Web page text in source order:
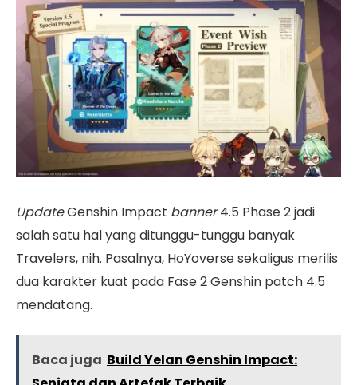
UpdateGenshin Impact banner4.5 Phase 2 jadi
salah satu hal yang ditunggu-tunggu banyak
Travelers, nih. Pasalnya, HoYoverse sekaligus merilis
dua karakter kuat pada Fase 2 Genshin patch 4.5
mendatang.
Baca juga Build Yelan Genshin Impact: